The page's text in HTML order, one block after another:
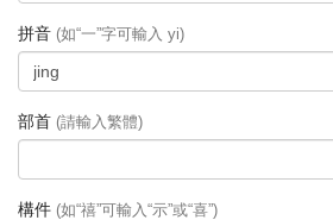
拼音 (如“一”字可輸入 yi)
部首 (請輸入繁體)
構件 (如“禧”可輸入“示”或“喜”)